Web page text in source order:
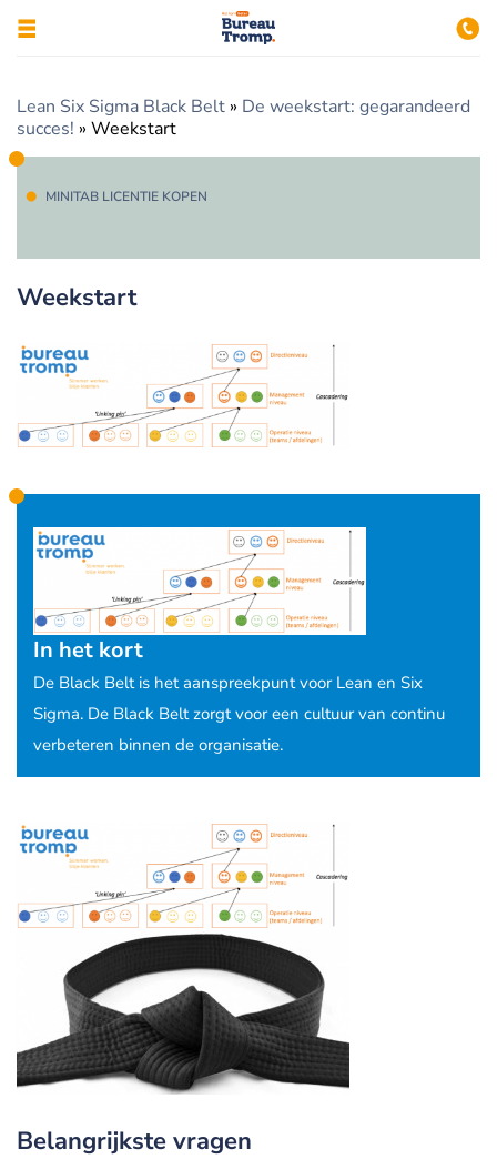
Lean Six Sigma Black Belt » De weekstart: gegarandeerd
succes! » Weekstart
MINITAB LICENTIE KOPEN
Weekstart
In het kort
De Black Belt is het aanspreekpunt voor Lean en Six
Sigma. De Black Belt zorgt voor een cultuur van continu
verbeteren binnen de organisatie.
Belangrijkste vragen